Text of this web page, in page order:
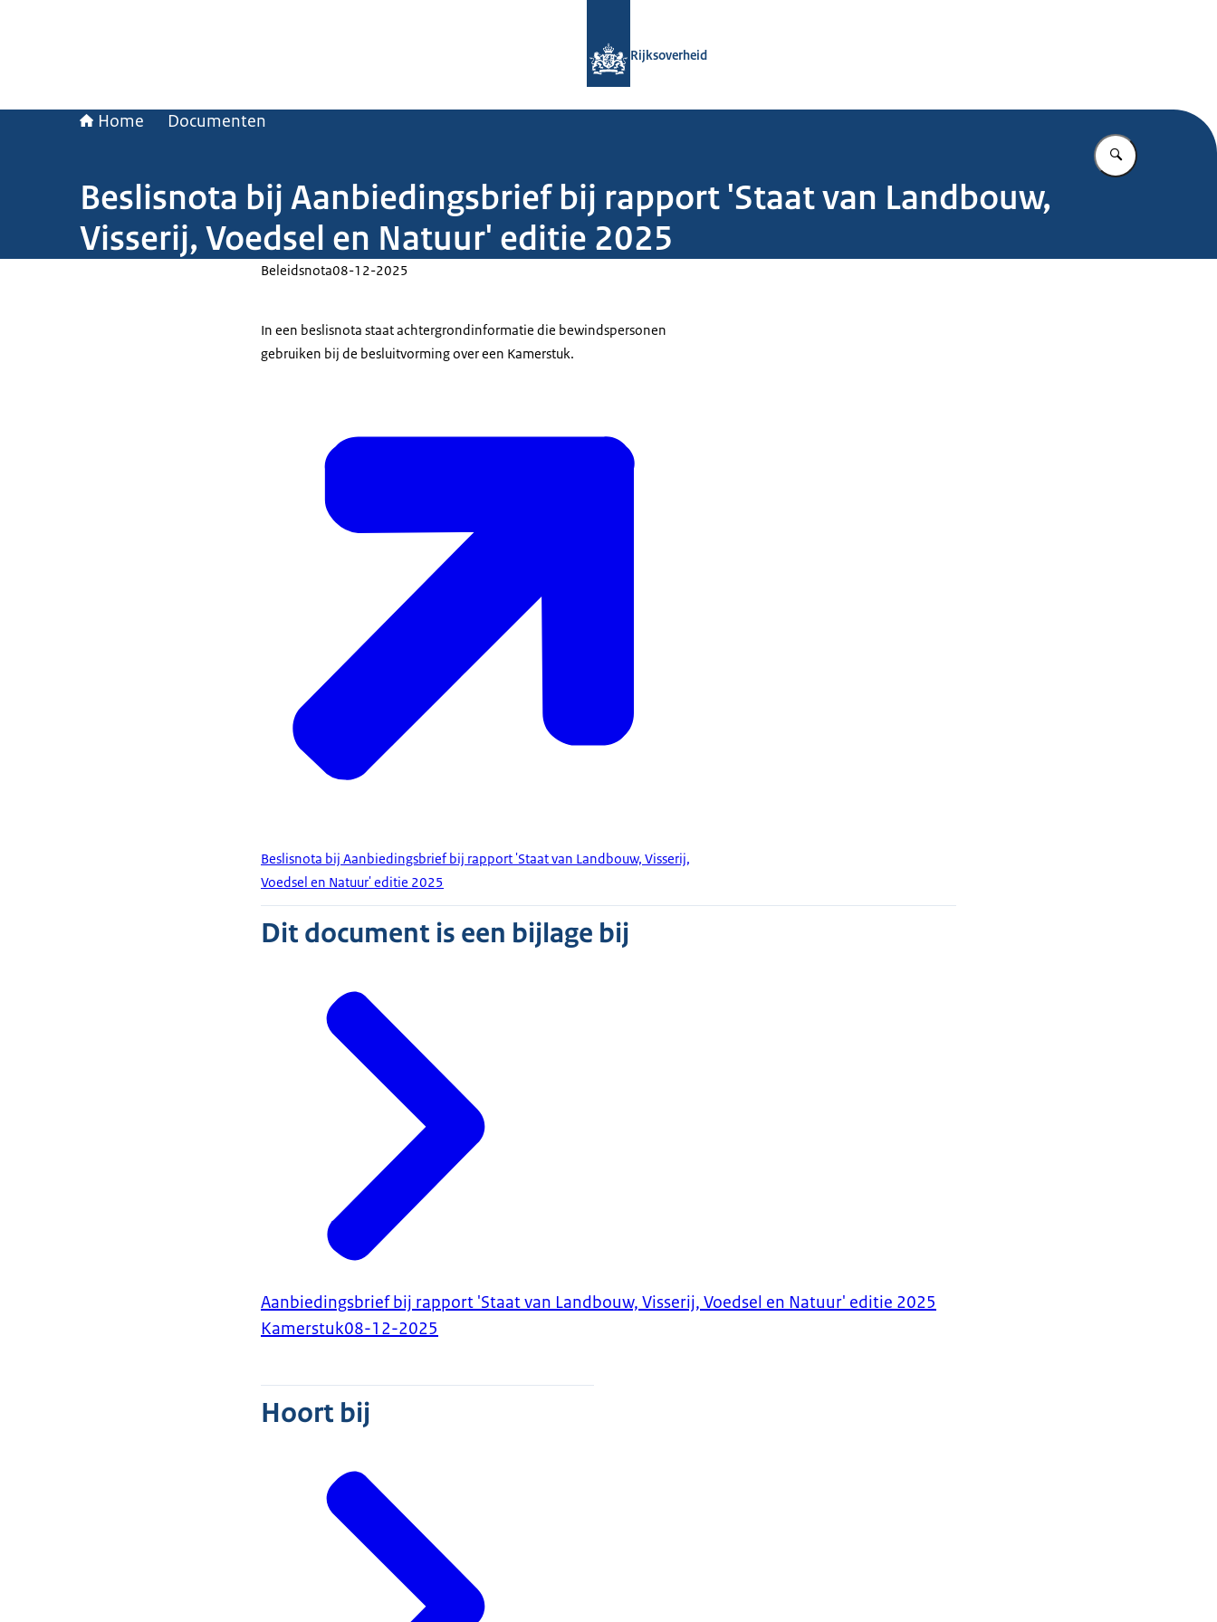
Rijksoverheid
Home Documenten
Vul in wat u
Beslisnota bij Aanbiedingsbrief bij rapport 'Staat van Landbouw,
Visserij, Voedsel en Natuur' editie 2025
Beleidsnota08-12-2025
In een beslisnota staat achtergrondinformatie die bewindspersonen
gebruiken bij de besluitvorming over een Kamerstuk.
Beslisnota bij Aanbiedingsbrief bij rapport 'Staat van Landbouw, Visserij,
Voedsel en Natuur' editie 2025
Dit document is een bijlage bij
Aanbiedingsbrief bij rapport 'Staat van Landbouw, Visserij, Voedsel en Natuur' editie 2025
Kamerstuk08-12-2025
Hoort bij